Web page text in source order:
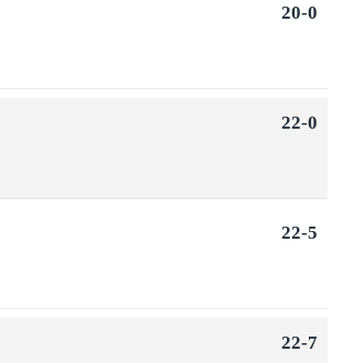
20-0
22-0
22-5
22-7